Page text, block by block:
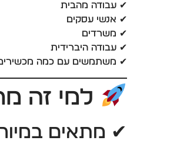
✔ עבודה מהבית
✔ אנשי עסקים
✔ משרדים
✔ עבודה היברידית
✔ משתמשים עם כמה
למי זה
✔ מתאים